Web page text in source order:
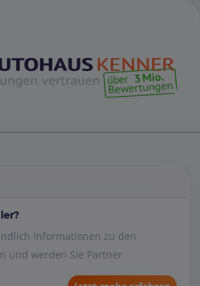
Informationen zu den
und werden Sie Partner